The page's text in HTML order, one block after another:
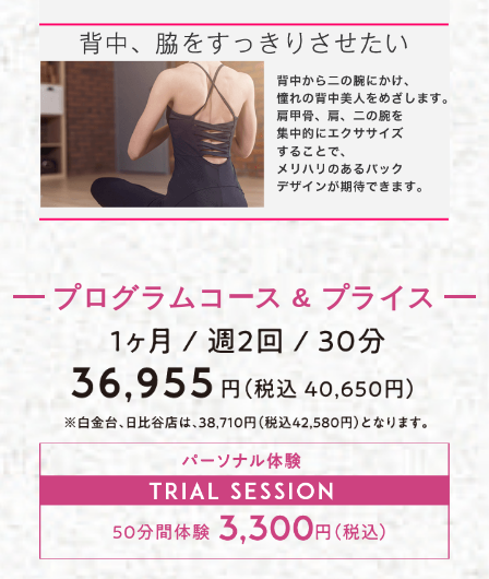
プログラムコース & プライス